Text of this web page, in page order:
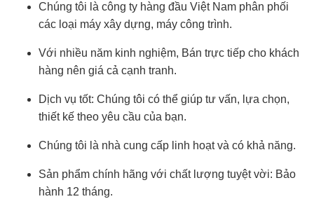
Chúng tôi là công ty hàng đầu Việt Nam phân phối
các loại máy xây dựng, máy công trình.
Với nhiều năm kinh nghiệm, Bán trực tiếp cho khách
hàng nên giá cả cạnh tranh.
Dịch vụ tốt: Chúng tôi có thể giúp tư vấn, lựa chọn,
thiết kế theo yêu cầu của bạn.
Chúng tôi là nhà cung cấp linh hoạt và có khả năng.
Sản phẩm chính hãng với chất lượng tuyệt vời: Bảo
hành 12 tháng.